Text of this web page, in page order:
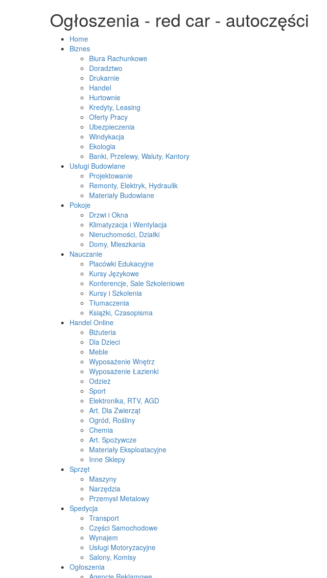
Ogłoszenia - red car - autoczęści
Home
Biznes
Biura Rachunkowe
Doradztwo
Drukarnie
Handel
Hurtownie
Kredyty, Leasing
Oferty Pracy
Ubezpieczenia
Windykacja
Ekologia
Banki, Przelewy, Waluty, Kantory
Usługi Budowlane
Projektowanie
Remonty, Elektryk, Hydraulik
Materiały Budowlane
Pokoje
Drzwi i Okna
Klimatyzacja i Wentylacja
Nieruchomości, Działki
Domy, Mieszkania
Nauczanie
Placówki Edukacyjne
Kursy Językowe
Konferencje, Sale Szkoleniowe
Kursy i Szkolenia
Tłumaczenia
Książki, Czasopisma
Handel Online
Biżuteria
Dla Dzieci
Meble
Wyposażenie Wnętrz
Wyposażenie Łazienki
Odzież
Sport
Elektronika, RTV, AGD
Art. Dla Zwierząt
Ogród, Rośliny
Chemia
Art. Spożywcze
Materiały Eksploatacyjne
Inne Sklepy
Sprzęt
Maszyny
Narzędzia
Przemysł Metalowy
Spedycja
Transport
Części Samochodowe
Wynajem
Usługi Motoryzacyjne
Salony, Komisy
Ogłoszenia